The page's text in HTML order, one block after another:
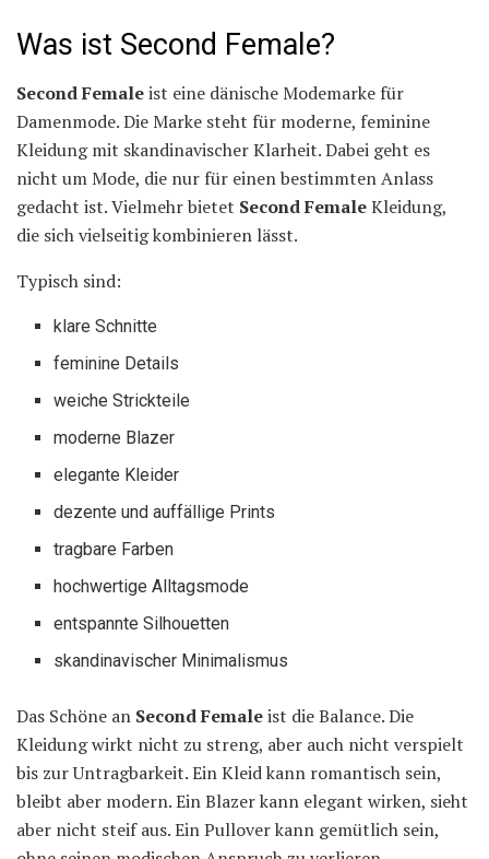
Was ist Second Female?
Second Femaleist eine dänische Modemarke für
Damenmode. Die Marke steht für moderne, feminine
Kleidung mit skandinavischer Klarheit. Dabei geht es
nicht um Mode, die nur für einen bestimmten Anlass
gedacht ist. Vielmehr bietet Second FemaleKleidung,
die sich vielseitig kombinieren lässt.
Typisch sind:
klare Schnitte
feminine Details
weiche Strickteile
moderne Blazer
elegante Kleider
dezente und auffällige Prints
tragbare Farben
hochwertige Alltagsmode
entspannte Silhouetten
skandinavischer Minimalismus
Das Schöne an Second Femaleist die Balance. Die
Kleidung wirkt nicht zu streng, aber auch nicht verspielt
bis zur Untragbarkeit. Ein Kleid kann romantisch sein,
bleibt aber modern. Ein Blazer kann elegant wirken, sieht
aber nicht steif aus. Ein Pullover kann gemütlich sein,